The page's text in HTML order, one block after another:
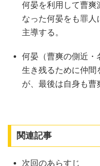
何晏を利用して曹爽
なった何晏をも罪人
主導する。
何晏（曹爽の側近・
生き残るために仲間
が、最後は自身も曹
関連記事
次回のあらすじ